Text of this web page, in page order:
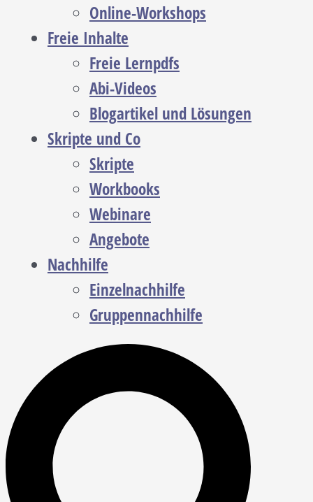
Online-Workshops
Freie Inhalte
Freie Lernpdfs
Abi-Videos
Blogartikel und Lösungen
Skripte und Co
Skripte
Workbooks
Webinare
Angebote
Nachhilfe
Einzelnachhilfe
Gruppennachhilfe